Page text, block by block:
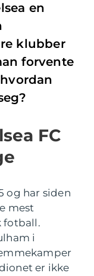
en
klubber
forvente
FC
og har siden
mest
fotball.
i
er ikke